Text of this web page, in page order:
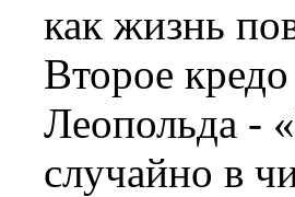
как жизнь
Второе
Леопольда -
случайно в